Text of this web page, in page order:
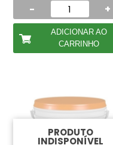
- +
ADICIONAR AO
CARRINHO
PRODUTO
INDISPONÍVEL